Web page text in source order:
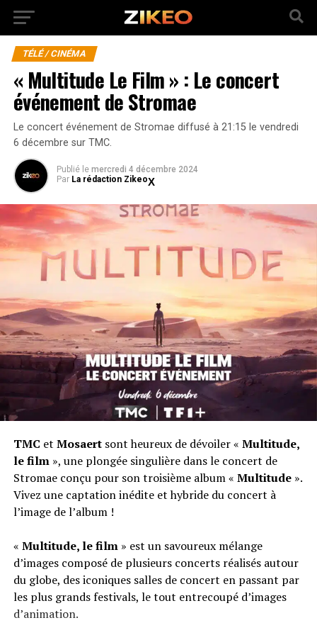
TÉLÉ / CINÉMA
« Multitude Le Film » : Le concert
événement de Stromae
Le concert événement de Stromae diffusé à 21:15 le vendredi
6 décembre sur TMC.
Publié le mercredi 4 décembre 2024
Par La rédaction Zikeo
TMC et Mosaertsont heureux de dévoiler « Multitude,
le film», une plongée singulière dans le concert de
Stromae conçu pour son troisième album « Multitude».
Vivez une captation inédite et hybride du concert à
l’image de l’album !
« Multitude, le film» est un savoureux mélange
d’images composé de plusieurs concerts réalisés autour
du globe, des iconiques salles de concert en passant par
les plus grands festivals, le tout entrecoupé d’images
d’animation.